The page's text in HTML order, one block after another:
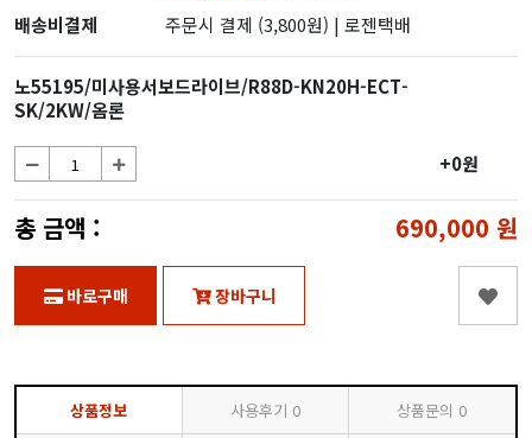
배송비결제
주문시 결제 (3,800원) | 로젠택배
노55195/미사용서보드라이브/R88D-KN20H-ECT-
SK/2KW/옴론
+0원
총 금액 : 690,000 원
바로구매 장바구니
상품정보 사용후기 0 상품문의 0